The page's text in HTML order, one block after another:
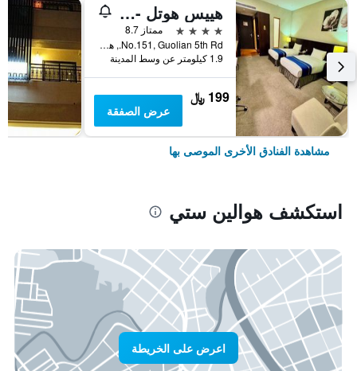
هييس هوتل - هوالين
4 نجوم
ممتاز 8.7
No.151, Guolian 5th Rd., هوالين ستي, تايوان
1.9 كيلومتر عن وسط المدينة
199 ﷼
عرض الصفقة
مشاهدة الفنادق الأخرى الموصى بها
استكشف هوالين ستي
اعرض على الخريطة